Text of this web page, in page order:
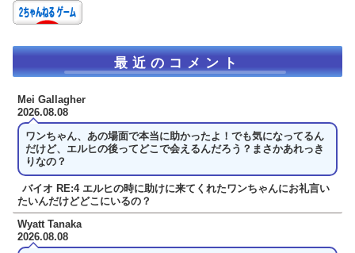
最近のコメント
Mei Gallagher
2026.08.08
ワンちゃん、あの場面で本当に助かったよ！でも気になってるん
だけど、エルヒの後ってどこで会えるんだろう？まさかあれっき
りなの？
バイオ RE:4 エルヒの時に助けに来てくれたワンちゃんにお礼言い
たいんだけどどこにいるの？
Wyatt Tanaka
2026.08.08